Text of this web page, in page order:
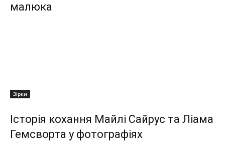
малюка
Зірки
Історія кохання Майлі Сайрус та Ліама
Гемсворта у фотографіях